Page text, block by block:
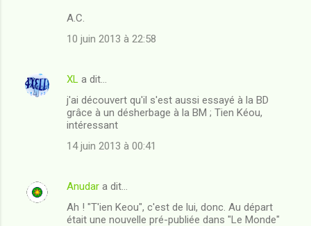
A.C.
10 juin 2013 à 22:58
XL a dit…
j'ai découvert qu'il s'est aussi essayé à la BD
grâce à un désherbage à la BM ; Tien Kéou,
intéressant
14 juin 2013 à 00:41
Anudar a dit…
Ah ! "T'ien Keou", c'est de lui, donc. Au départ
était une nouvelle pré-publiée dans "Le Monde"